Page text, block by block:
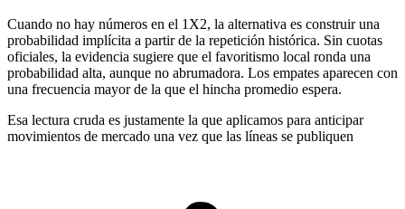
Cuando no hay números en el 1X2, la alternativa es construir una
probabilidad implícita a partir de la repetición histórica. Sin cuotas
oficiales, la evidencia sugiere que el favoritismo local ronda una
probabilidad alta, aunque no abrumadora. Los empates aparecen con
una frecuencia mayor de la que el hincha promedio espera.
Esa lectura cruda es justamente la que aplicamos para anticipar
movimientos de mercado una vez que las líneas se publiquen